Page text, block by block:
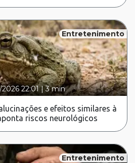
Entretenimento
22:01|3 min
e efeitos similares à
riscos neurológicos
Entretenimento